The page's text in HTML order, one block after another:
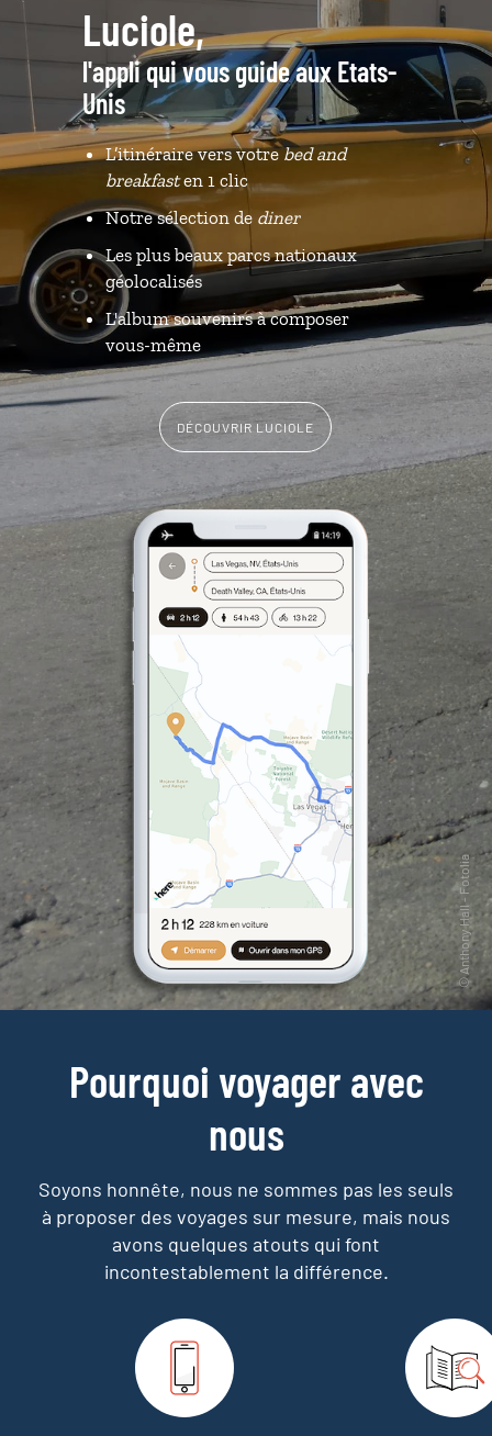
Luciole,
l'appli qui vous guide aux Etats-
Unis
L’itinéraire vers votrebed and
breakfasten 1 clic
Notre sélection de diner
Les plus beaux parcs nationaux
géolocalisés
L'album souvenirs à composer
vous-même
DÉCOUVRIR LUCIOLE
Pourquoi voyager avec
nous
Soyons honnête, nous ne sommes pas les seuls
à proposer des voyages sur mesure, mais nous
avons quelques atouts qui font
incontestablement la différence.